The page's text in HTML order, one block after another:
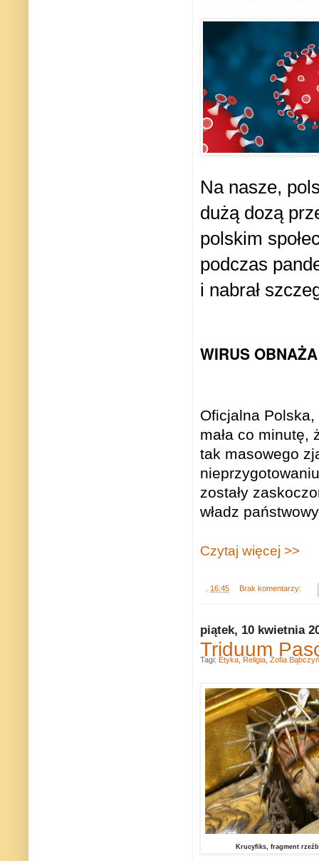
Na nasze,
dużą dozą
polskim
podczas
i nabrał
WIRUS OBNAŻA
Oficjalna
mała co minutę,
tak masowego
zostały
władz
Czytaj więcej >>
16:45 Brak komentarzy:
piątek, 10 kwietnia
Triduum
Krucyfiks, fragment
Tagi: Etyka Religia Zofia